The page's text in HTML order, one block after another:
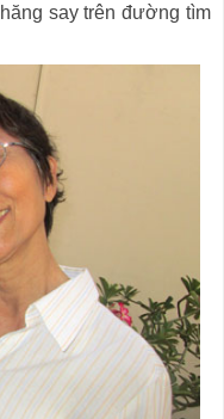
say trên đường tìm